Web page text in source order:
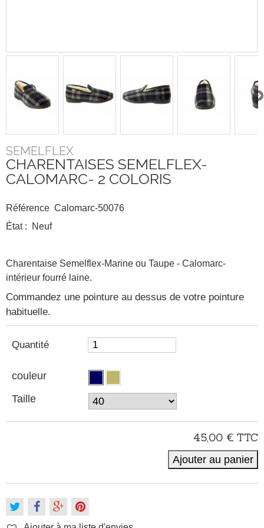
SEMELFLEX
CHARENTAISES SEMELFLEX-
CALOMARC- 2 COLORIS
Référence Calomarc-50076
État :
Neuf
Charentaise Semelflex-Marine ou Taupe - Calomarc-
intérieur fourré laine.
Commandez une pointure au dessus de votre pointure
habituelle.
Quantité
couleur
Taille
45,00 € TTC
Ajouter au panier